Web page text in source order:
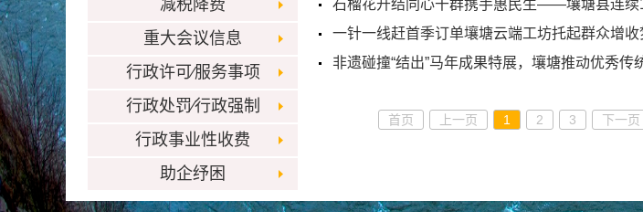
减税降费
重大会议信息
行政许可⁄服务事项
行政处罚⁄行政强制
行政事业性收费
助企纾困
石榴花开结同心干群携手惠民生——壤塘县连续
一针一线赶首季订单壤塘云端工坊托起群众增收
非遗碰撞“结出”马年成果特展，壤塘推动优秀传
首页 上一页 1 2 3 下一页